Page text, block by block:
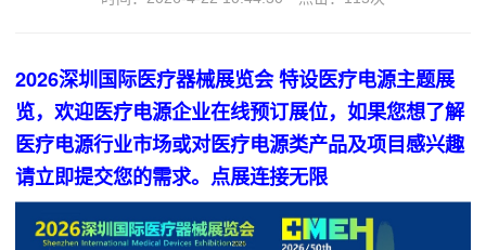
2026深圳国际医疗器械展览会 特设医疗电源主题展
览，欢迎医疗电源企业在线预订展位，如果您想了解
医疗电源行业市场或对医疗电源类产品及项目感兴趣
请立即提交您的需求。点展连接无限